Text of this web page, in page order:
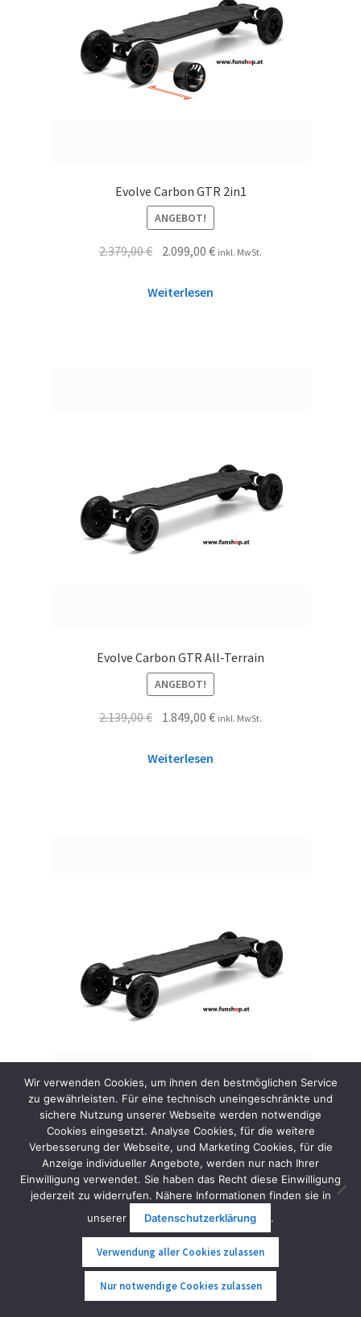
Evolve Carbon GTR 2in1
ANGEBOT!
2.379,00€ 2.099,00€ inkl. MwSt.
Weiterlesen
Evolve Carbon GTR All-Terrain
ANGEBOT!
2.139,00€ 1.849,00€ inkl. MwSt.
Weiterlesen
Evolve Carbon GTR All-Terrain Vorführgerät
ANGEBOT!
2.049,00€ 1.949,00€ inkl. MwSt.
Weiterlesen
Wir verwenden Cookies, um ihnen den bestmöglichen Service
zu gewährleisten. Für eine technisch uneingeschränkte und
sichere Nutzung unserer Webseite werden notwendige
Cookies eingesetzt. Analyse Cookies, für die weitere
Verbesserung der Webseite, und Marketing Cookies, für die
Anzeige individueller Angebote, werden nur nach Ihrer
Einwilligung verwendet. Sie haben das Recht diese Einwilligung
jederzeit zu widerrufen. Nähere Informationen finden sie in
unserer
Datenschutzerklärung .
Verwendung aller Cookies zulassen
Nur notwendige Cookies zulassen